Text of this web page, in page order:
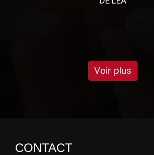
correct. Merci beaucoup de votre
Voir plus
CONTACT